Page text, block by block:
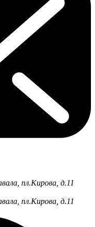
пл.Кирова, д.11
пл.Кирова, д.11